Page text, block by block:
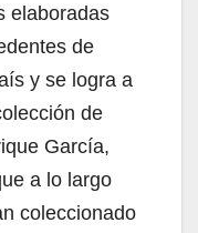
elaboradas
de
y se logra a
de
García,
a lo largo
coleccionado